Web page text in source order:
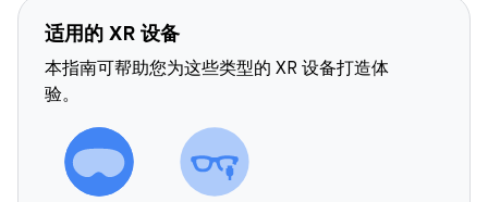
适用的 XR 设备
本指南可帮助您为这些类型的 XR 设备打造体
验。